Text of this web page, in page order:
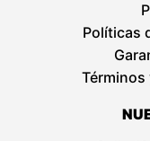
Políticas